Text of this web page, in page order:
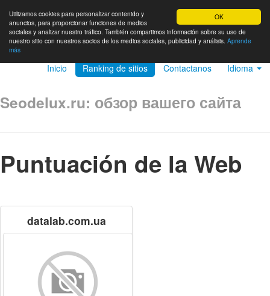
OK
Utilizamos cookies para personalizar contenido y
anuncios, para proporcionar funciones de medios
sociales y analizar nuestro tráfico. También compartimos información sobre su uso de
nuestro sitio con nuestros socios de los medios sociales, publicidad y análisis. Aprende
más
Inicio Ranking de sitios Contactanos Idioma
Seodelux.ru: обзор вашего сайта
Puntuación de la Web
datalab.com.ua